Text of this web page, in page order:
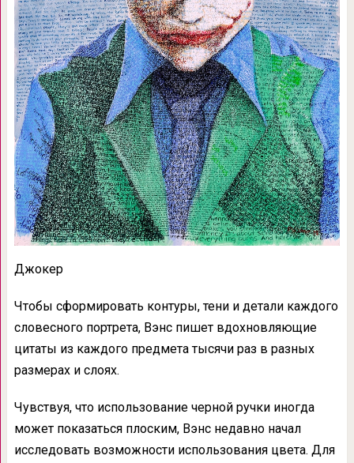
Джокер
Чтобы сформировать контуры, тени и детали каждого
словесного портрета, Вэнс пишет вдохновляющие
цитаты из каждого предмета тысячи раз в разных
размерах и слоях.
Чувствуя, что использование черной ручки иногда
может показаться плоским, Вэнс недавно начал
исследовать возможности использования цвета. Для